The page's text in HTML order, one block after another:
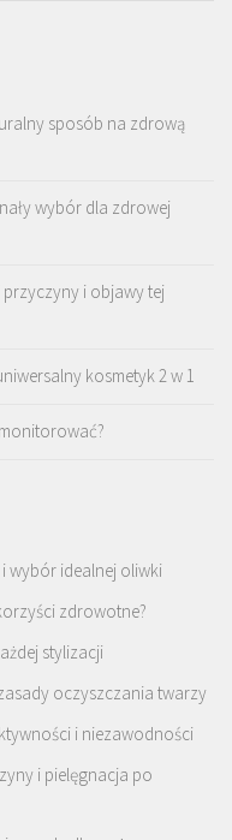
sposób na zdrową
wybór dla zdrowej
i objawy tej
kosmetyk 2 w 1
wybór idealnej oliwki
zdrowotne?
stylizacji
oczyszczania twarzy
i niezawodności
i pielęgnacja po